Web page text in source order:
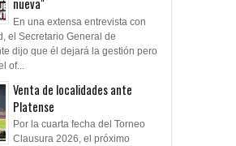
nueva"
En una extensa entrevista con
el Secretario General de
dijo que él dejará la gestión pero
of...
Venta de localidades ante
Platense
Por la cuarta fecha del Torneo
Clausura 2026, el próximo